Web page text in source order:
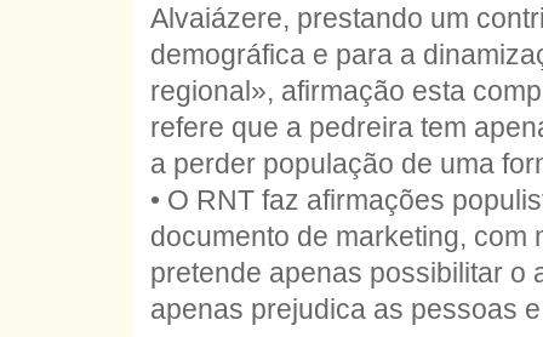
Alvaiázere, prestando um
demográfica e para a
regional», afirmação esta
refere que a pedreira tem
a perder população de uma
• O RNT faz afirmações
documento de marketing,
pretende apenas possibilitar o
apenas prejudica as pessoas